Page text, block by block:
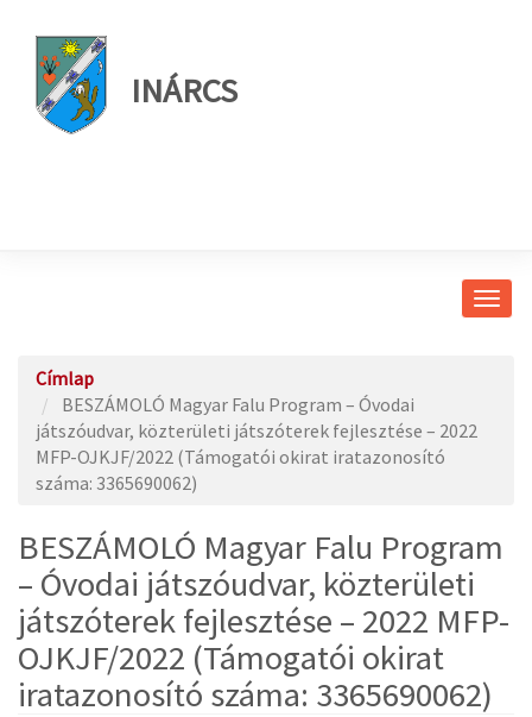
INÁRCS
Címlap
BESZÁMOLÓ Magyar Falu Program – Óvodai
játszóudvar, közterületi játszóterek fejlesztése – 2022
MFP-OJKJF/2022 (Támogatói okirat iratazonosító
száma: 3365690062)
BESZÁMOLÓ Magyar Falu Program
– Óvodai játszóudvar, közterületi
játszóterek fejlesztése – 2022 MFP-
OJKJF/2022 (Támogatói okirat
iratazonosító száma: 3365690062)